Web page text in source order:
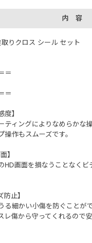
内 容
りクロス シール セット
＝
＝
度】
ティングによりなめらかな
作もスムーズです。
】
HD画面を損なうことなく
止】
る細かい小傷を防ぐことが
レ傷から守ってくれるので安